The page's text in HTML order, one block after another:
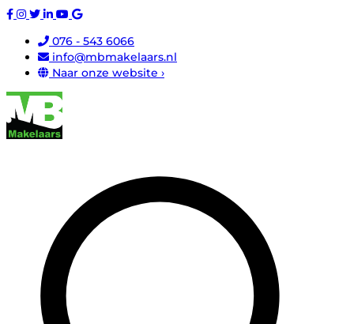
076 - 543 6066
info@mbmakelaars.nl
Naar onze website ›